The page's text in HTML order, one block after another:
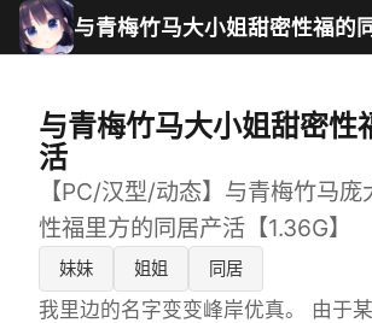
与青梅竹马大小姐甜密性福的
与青梅竹马大小姐甜密性
活
【PC/汉型/动态】与青梅竹马
性福里方的同居产活【1.36G】
妹妹 姐姐 同居
我里边的名字变变峰岸优真。 由于